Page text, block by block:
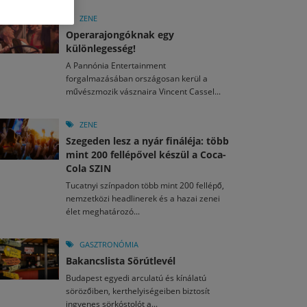
2026. JÚL. 15.
nézők 10 kedvenc filmje 2026 első félévében
án hozzánk is megérkezik a Rocktábor
2026. JÚL. 29.
a jubileumi Művészetek Völgye – még öt
kulturális ünnep
egy mese: 30 napos mesekihívást indít a Libri
2026. MÁJ. 11.
László kapta az Artisjus Irodalmi Nagydíjat
ZENE
Operarajongóknak egy
különlegesség!
A Pannónia Entertainment
forgalmazásában országosan kerül a
művészmozik vásznaira Vincent Cassel...
ZENE
Szegeden lesz a nyár fináléja: több
mint 200 fellépővel készül a Coca-
Cola SZIN
Tucatnyi színpadon több mint 200 fellépő,
nemzetközi headlinerek és a hazai zenei
élet meghatározó...
GASZTRONÓMIA
Bakancslista Sörútlevél
Budapest egyedi arculatú és kínálatú
sörözőiben, kerthelyiségeiben biztosít
ingyenes sörkóstolót a...